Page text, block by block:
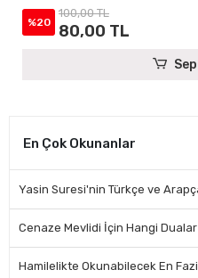
%20
100,00 TL
80,00 TL
En Çok Okunanlar
Yasin Suresi'nin Türkçe ve
Cenaze Mevlidi İçin Hangi
Hamilelikte Okunabilecek En